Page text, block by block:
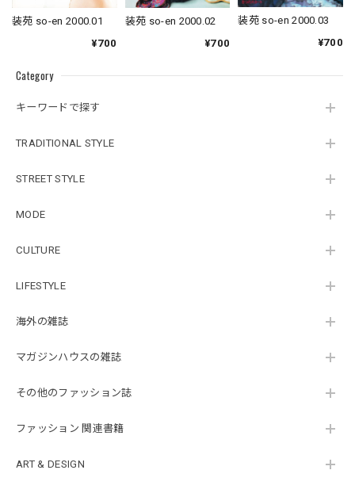
Category
キーワードで探す
TRADITIONAL STYLE
STREET STYLE
MODE
CULTURE
LIFESTYLE
海外の雑誌
マガジンハウスの雑誌
その他のファッション誌
ファッション 関連書籍
ART & DESIGN
装苑 so-en 2000.01
¥700
装苑 so-en 2000.02
¥700
装苑 so-en 2000.03
¥700